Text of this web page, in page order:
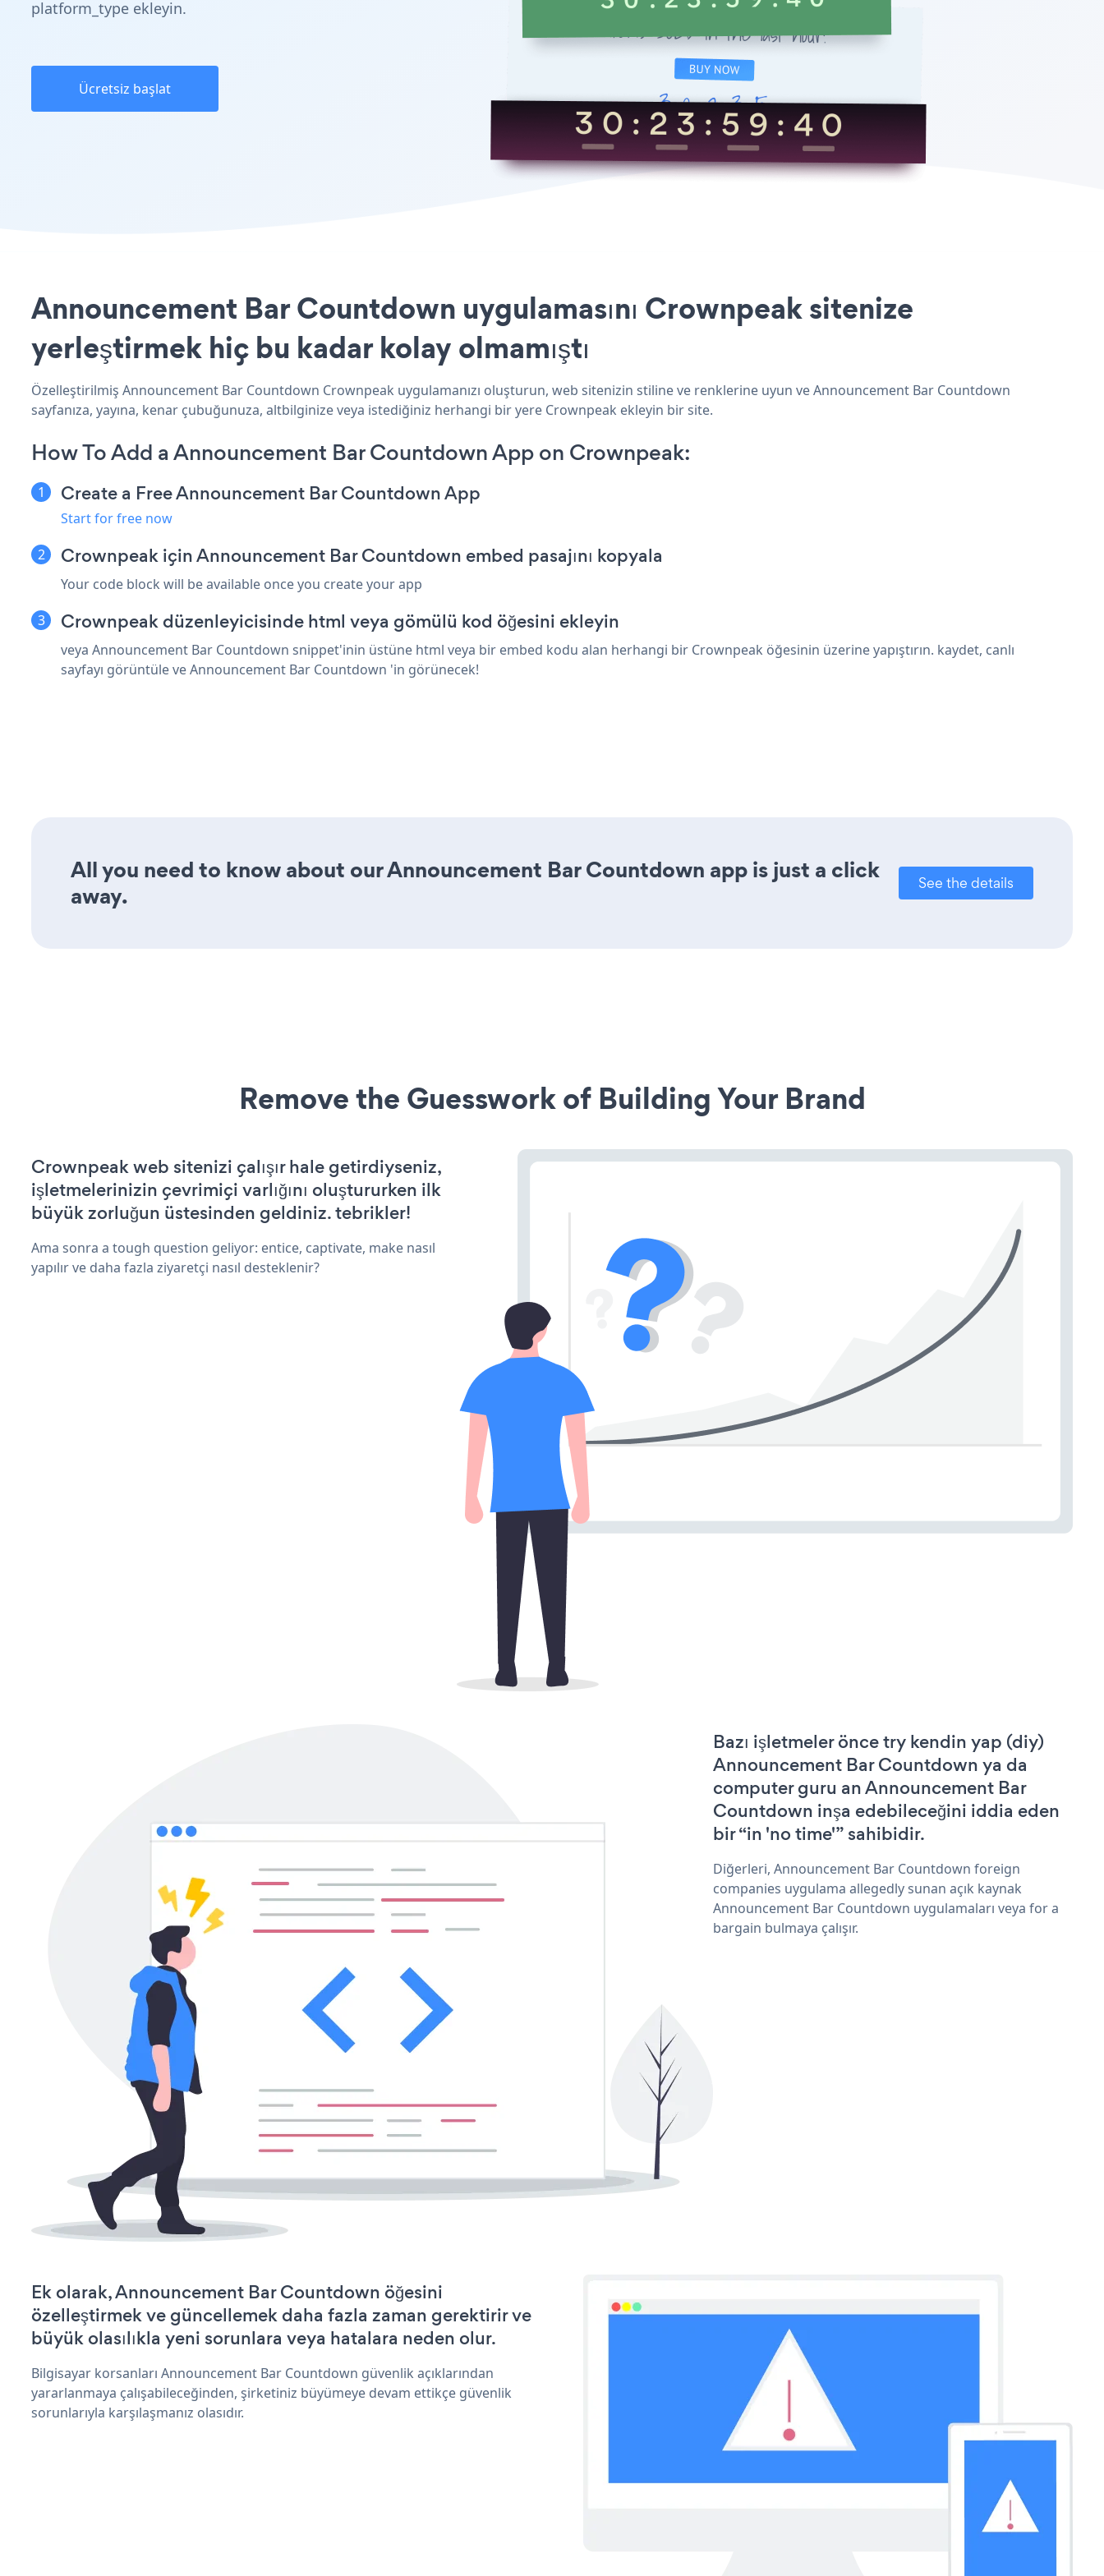
platform_type ekleyin.
Ücretsiz başlat
Announcement Bar Countdown uygulamasını Crownpeak sitenize
yerleştirmek hiç bu kadar kolay olmamıştı
Özelleştirilmiş Announcement Bar Countdown Crownpeak uygulamanızı oluşturun, web sitenizin stiline ve renklerine uyun ve Announcement Bar Countdown
sayfanıza, yayına, kenar çubuğunuza, altbilginize veya istediğiniz herhangi bir yere Crownpeak ekleyin bir site.
How To Add a Announcement Bar Countdown App on Crownpeak:
Create a Free Announcement Bar Countdown App
Start for free now
Crownpeak için Announcement Bar Countdown embed pasajını kopyala
Your code block will be available once you create your app
Crownpeak düzenleyicisinde html veya gömülü kod öğesini ekleyin
veya Announcement Bar Countdown snippet'inin üstüne html veya bir embed kodu alan herhangi bir Crownpeak öğesinin üzerine yapıştırın. kaydet, canlı
sayfayı görüntüle ve Announcement Bar Countdown 'in görünecek!
All you need to know about our Announcement Bar Countdown app is just a click
away.
See the details
Remove the Guesswork of Building Your Brand
Crownpeak web sitenizi çalışır hale getirdiyseniz,
işletmelerinizin çevrimiçi varlığını oluştururken ilk
büyük zorluğun üstesinden geldiniz. tebrikler!
Ama sonra a tough question geliyor: entice, captivate, make nasıl
yapılır ve daha fazla ziyaretçi nasıl desteklenir?
Bazı işletmeler önce try kendin yap (diy)
Announcement Bar Countdown ya da
computer guru an Announcement Bar
Countdown inşa edebileceğini iddia eden
bir “in 'no time'” sahibidir.
Diğerleri, Announcement Bar Countdown foreign
companies uygulama allegedly sunan açık kaynak
Announcement Bar Countdown uygulamaları veya for a
bargain bulmaya çalışır.
Ek olarak, Announcement Bar Countdown öğesini
özelleştirmek ve güncellemek daha fazla zaman gerektirir ve
büyük olasılıkla yeni sorunlara veya hatalara neden olur.
Bilgisayar korsanları Announcement Bar Countdown güvenlik açıklarından
yararlanmaya çalışabileceğinden, şirketiniz büyümeye devam ettikçe güvenlik
sorunlarıyla karşılaşmanız olasıdır.